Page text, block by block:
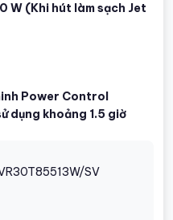
W (Khi hút làm sạch Jet
Power Control
dụng khoảng 1.5 giờ
SV